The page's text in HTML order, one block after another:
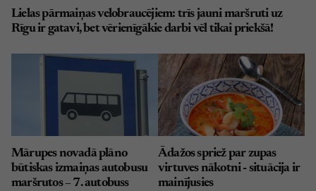
Lielas pārmaiņas velobraucējiem: trīs jauni maršruti uz
Rīgu ir gatavi, bet vērienīgākie darbi vēl tikai priekšā!
Mārupes novadā plāno
būtiskas izmaiņas autobusu
maršrutos – 7. autobuss
Ādažos spriež par zupas
virtuves nākotni - situācija ir
mainījusies